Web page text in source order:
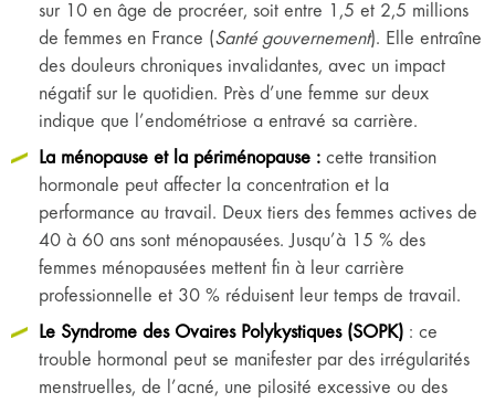
sur 10 en âge de procréer, soit entre 1,5 et 2,5 millions
de femmes en France (Santé gouvernement). Elle entraîne
des douleurs chroniques invalidantes, avec un impact
négatif sur le quotidien. Près d’une femme sur deux
indique que l’endométriose a entravé sa carrière.
La ménopause et la périménopause : cette transition
hormonale peut affecter la concentration et la
performance au travail. Deux tiers des femmes actives de
40 à 60 ans sont ménopausées. Jusqu’à 15 % des
femmes ménopausées mettent fin à leur carrière
professionnelle et 30 % réduisent leur temps de travail.
Le Syndrome des Ovaires Polykystiques (SOPK) : ce
trouble hormonal peut se manifester par des irrégularités
menstruelles, de l’acné, une pilosité excessive ou des